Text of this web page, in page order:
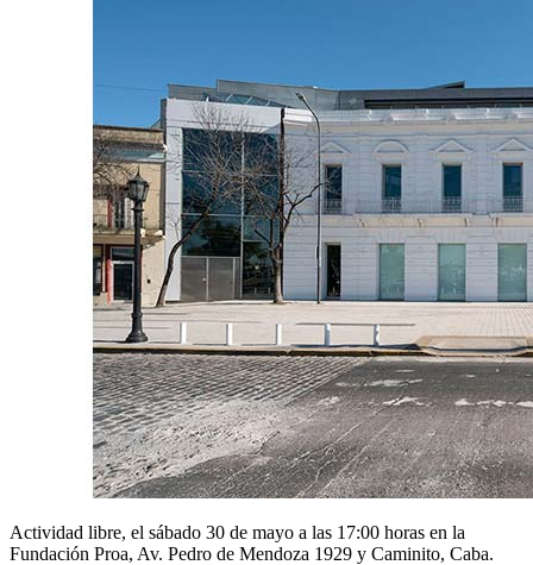
Actividad libre, el sábado 30 de mayo a las 17:00 horas en la
Fundación Proa, Av. Pedro de Mendoza 1929 y Caminito, Caba.